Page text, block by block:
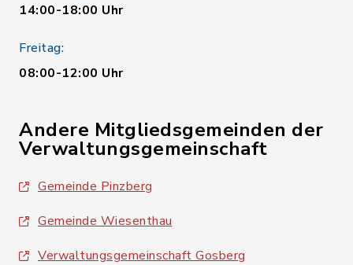
14:00-18:00 Uhr
Freitag:
08:00-12:00 Uhr
Andere Mitgliedsgemeinden der
Verwaltungsgemeinschaft
Gemeinde Pinzberg
Gemeinde Wiesenthau
Verwaltungsgemeinschaft Gosberg